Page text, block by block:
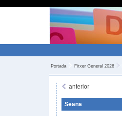
Portada Fitxer General 2026
anterior
Seana